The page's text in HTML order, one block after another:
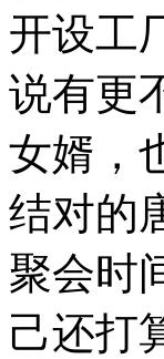
开设工
说有更
女婿，
结对的
聚会时
己还打